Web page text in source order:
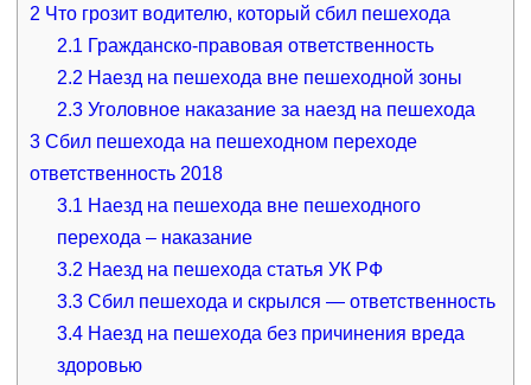
2 Что грозит водителю, который сбил пешехода
2.1 Гражданско-правовая ответственность
2.2 Наезд на пешехода вне пешеходной зоны
2.3 Уголовное наказание за наезд на пешехода
3Сбил пешехода на пешеходном переходе
ответственность 2018
3.1 Наезд на пешехода вне пешеходного
перехода – наказание
3.2 Наезд на пешехода статья УК РФ
3.3 Сбил пешехода и скрылся — ответственность
3.4 Наезд на пешехода без причинения вреда
здоровью